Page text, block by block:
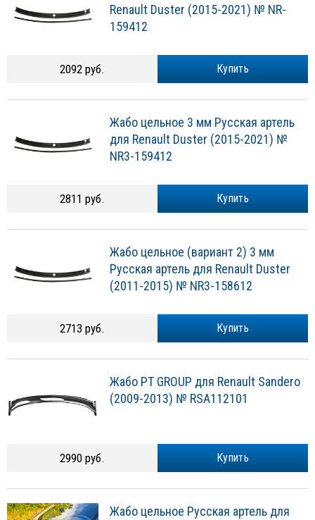
Renault Duster (2015-2021) № NR-
159412
Купить
2092 руб.
Жабо цельное 3 мм Русская артель
для Renault Duster (2015-2021) №
NR3-159412
Купить
2811 руб.
Жабо цельное (вариант 2) 3 мм
Русская артель для Renault Duster
(2011-2015) № NR3-158612
Купить
2713 руб.
Жабо PT GROUP для Renault Sandero
(2009-2013) № RSA112101
Купить
2990 руб.
Жабо цельное Русская артель для